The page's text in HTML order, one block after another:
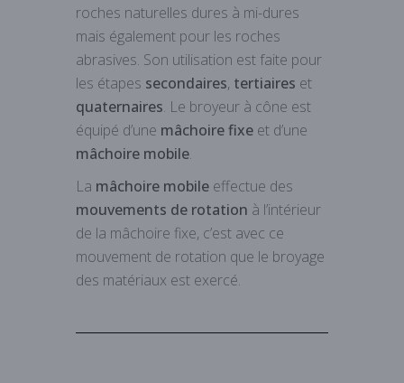
roches naturelles dures à mi-dures
mais également pour les roches
abrasives. Son utilisation est faite pour
les étapes secondaires, tertiaires et
quaternaires. Le broyeur à cône est
équipé d’une mâchoire fixe et d’une
mâchoire mobile.
La mâchoire mobile effectue des
mouvements de rotation à l’intérieur
de la mâchoire fixe, c’est avec ce
mouvement de rotation que le broyage
des matériaux est exercé.